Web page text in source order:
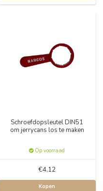
Schroefdopsleutel DIN51
om jerrycans los te maken
Op voorraad
€4,12
Kopen